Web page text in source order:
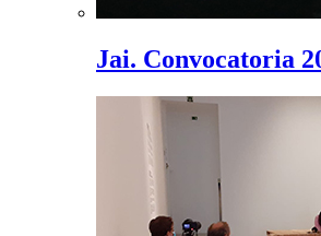
Jai. Convocatoria